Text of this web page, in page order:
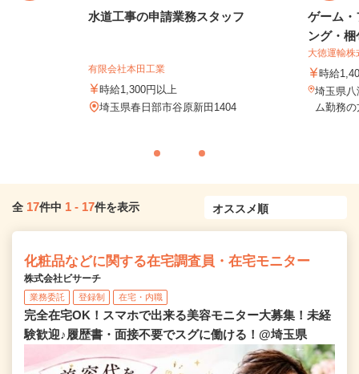
水道工事の申請業務スタッフ
有限会社本田工業
時給1,300円以上
埼玉県春日部市谷原新田1404
ゲーム・
ング・
大徳運輸株
時給
埼玉県
ム勤務
全 17件中 1 - 17件を表示
化粧品などに関する在宅調査員・在宅モニター
株式会社ビサーチ
業務委託 登録制 在宅・内職
完全在宅OK！スマホで出来る美容モニター大募集！未経
験歓迎♪履歴書・面接不要でスグに働ける！@埼玉県